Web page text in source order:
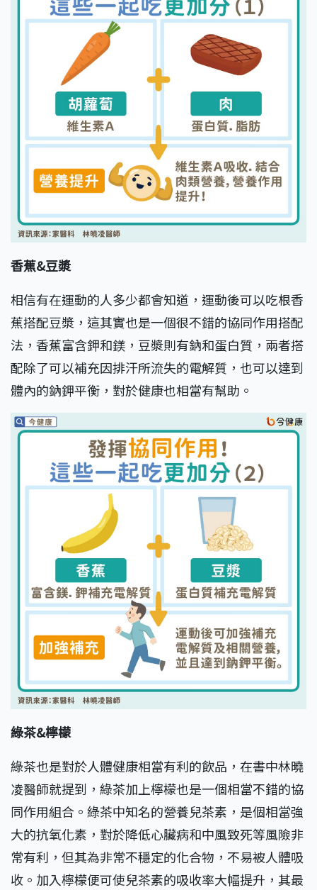
香蕉&豆漿
相信有在運動的人多少都會知道，運動後可以吃根香
蕉搭配豆漿，這其實也是一個很不錯的協同作用搭配
法，香蕉富含鉀和鎂，豆漿則有鈉和蛋白質，兩者搭
配除了可以補充因排汗所流失的電解質，也可以達到
體內的鈉鉀平衡，對於健康也相當有幫助。
綠茶&檸檬
綠茶也是對於人體健康相當有利的飲品，在書中林曉
凌醫師就提到，綠茶加上檸檬也是一個相當不錯的協
同作用組合。綠茶中知名的營養兒茶素，是個相當強
大的抗氧化素，對於降低心臟病和中風致死等風險非
常有利，但其為非常不穩定的化合物，不易被人體吸
收。加入檸檬便可使兒茶素的吸收率大幅提升，其最